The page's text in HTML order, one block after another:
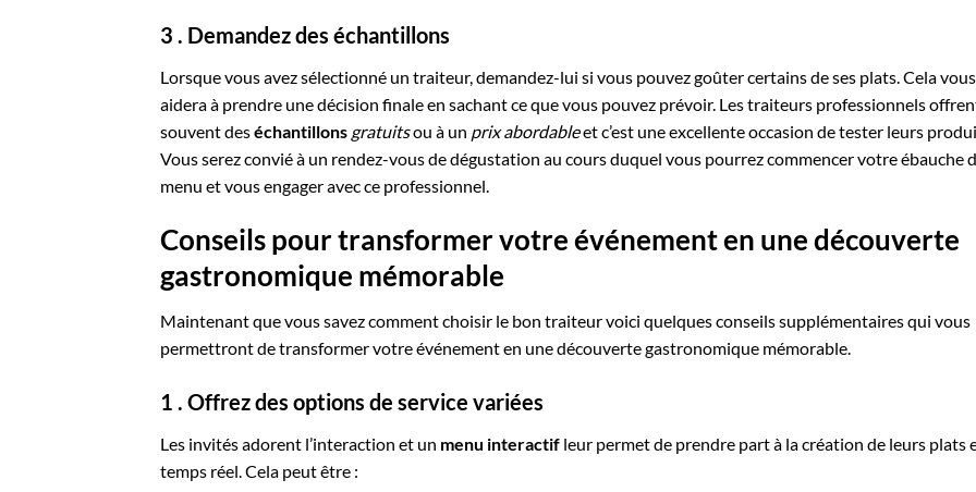
3 . Demandez des échantillons
Lorsque vous avez sélectionné un traiteur, demandez-lui si vous pouvez goûter certains de ses plats. Cela vous
aidera à prendre une décision finale en sachant ce que vous pouvez prévoir. Les traiteurs professionnels
souvent deséchantillons gratuitsou à un prix abordableet c’est une excellente occasion de tester leurs
Vous serez convié à un rendez-vous de dégustation au cours duquel vous pourrez commencer votre ébauche
menu et vous engager avec ce professionnel.
Conseils pour transformer votre événement en une découverte
gastronomique mémorable
Maintenant que vous savez comment choisir le bon traiteur voici quelques conseils supplémentaires qui vous
permettront de transformer votre événement en une découverte gastronomique mémorable.
1 . Offrez des options de service variées
Les invités adorent l’interaction et un menu interactif leur permet de prendre part à la création de leurs plats
temps réel. Cela peut être :